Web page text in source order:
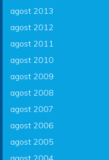
agost 2013
agost 2012
agost 2011
agost 2010
agost 2009
agost 2008
agost 2007
agost 2006
agost 2005
agost 2004